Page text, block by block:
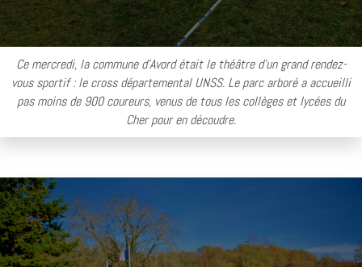
Ce mercredi, la commune d’Avord était le théâtre d'un grand rendez-
vous sportif : le cross départemental UNSS. Le parc arboré a accueilli
pas moins de 900 coureurs, venus de tous les collèges et lycées du
Cher pour en découdre.